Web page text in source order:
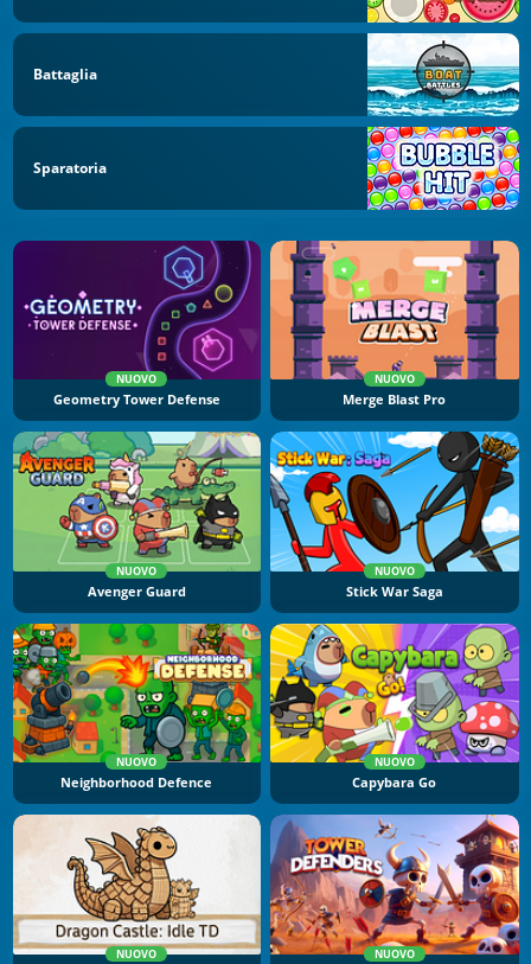
Battaglia
Sparatoria
NUOVO
Geometry Tower Defense
NUOVO
Merge Blast Pro
NUOVO
Avenger Guard
NUOVO
Stick War Saga
NUOVO
Neighborhood Defence
NUOVO
Capybara Go
NUOVO NUOVO